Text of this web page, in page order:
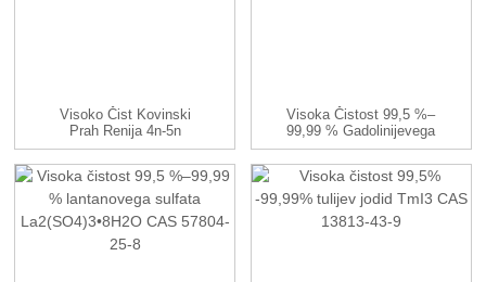
Visoko Čist Kovinski
Prah Renija 4n-5n
Visoka Čistost 99,5 %–
99,99 % Gadolinijevega
Sulfata (Gd...